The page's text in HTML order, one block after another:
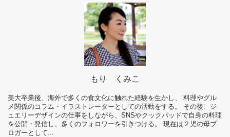
もり くみこ
美大卒業後、海外で多くの食文化に触れた経験を生かし、 料理やグル
メ関係のコラム・イラストレーターとしての活動をする。 その後、ジ
ュエリーデザインの仕事をしながら、SNSやクックパッドで自身の料理
を公開・発信し、多くのフォロワーを引きつける。 現在は２児の母ブ
ロガーとして...